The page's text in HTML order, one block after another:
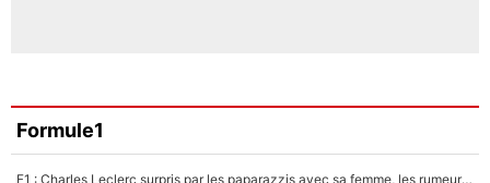
Formule1
F1 : Charles Leclerc surpris par les paparazzis avec sa femme, les rumeurs étaient vraies !